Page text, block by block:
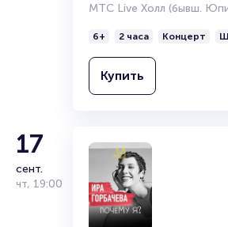
МТС Live Холл (бывш.
6+ 2 часа Концерт
Купить
17
сент.
чт, 19:00